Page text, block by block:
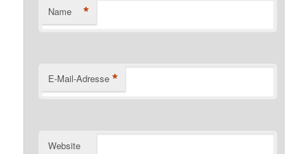
Name *
E-Mail-Adresse *
Website